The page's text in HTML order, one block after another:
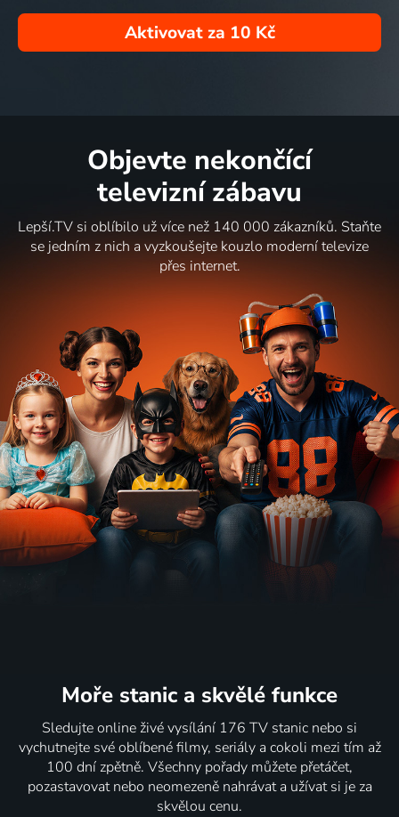
Aktivovat za 10 Kč
Objevte nekončící
televizní zábavu
Lepší.TV si oblíbilo už více než 140 000 zákazníků. Staňte
se jedním z nich a vyzkoušejte kouzlo moderní televize
přes internet.
Moře stanic a skvělé funkce
Sledujte online živé vysílání 176 TV stanic nebo si
vychutnejte své oblíbené filmy, seriály a cokoli mezi tím až
100 dní zpětně. Všechny pořady můžete přetáčet,
pozastavovat nebo neomezeně nahrávat a užívat si je za
skvělou cenu.